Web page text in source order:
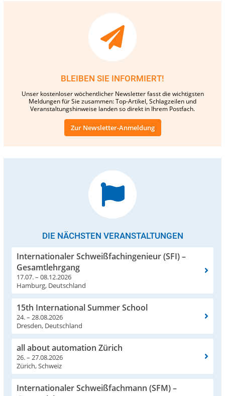
BLEIBEN SIE INFORMIERT!
Unser kostenloser wöchentlicher Newsletter fasst die wichtigsten
Meldungen für Sie zusammen: Top-Artikel, Schlagzeilen und
Veranstaltungshinweise landen so direkt in Ihrem Postfach.
Zur Newsletter-Anmeldung
DIE NÄCHSTEN VERANSTALTUNGEN
Internationaler Schweißfachingenieur (SFI) –
Gesamtlehrgang
17.07. – 08.12.2026
Hamburg, Deutschland
15th International Summer School
24. – 28.08.2026
Dresden, Deutschland
all about automation Zürich
26. – 27.08.2026
Zürich, Schweiz
Internationaler Schweißfachmann (SFM) –